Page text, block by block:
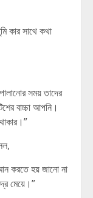
কার সাথে কথা
সময় তাদের
বাচ্চা আপনি।
করতে হয় জানো না
মেয়ে।”